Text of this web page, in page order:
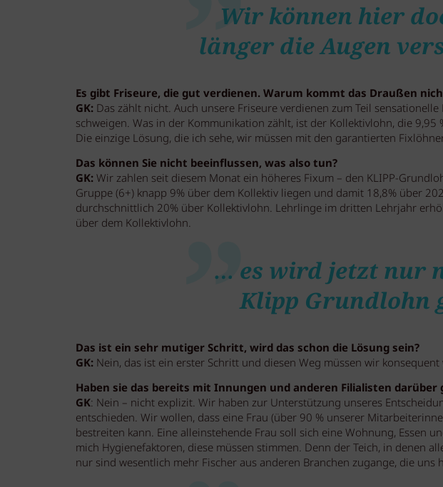
Wir können hier
länger die Augen
Es gibt Friseure, die gut verdienen. Warum kommt das Draußen
GK: Das zählt nicht. Auch unsere Friseure verdienen zum Teil
schweigen. Was in der Kommunikation zählt, ist der Kollektivlohn, die
Die einzige Lösung, die ich sehe, wir müssen mit den garantierten
Das können Sie nicht beeinflussen, was also tun?
GK: Wir zahlen seit diesem Monat ein höheres Fixum – den KLIPP-
Gruppe (6+) knapp 9% über dem Kollektiv liegen und damit 18,8% über
durchschnittlich 20% über Kollektivlohn. Lehrlinge im dritten Lehrjahr
über dem Kollektivlohn.
… es wird jetzt nur
Klipp Grundlohn
Das ist ein sehr mutiger Schritt, wird das schon die Lösung sein?
GK: Nein, das ist ein erster Schritt und diesen Weg müssen wir
Haben sie das bereits mit Innungen und anderen Filialisten darüber
GK: Nein – nicht explizit. Wir haben zur Unterstützung unseres
entschieden. Wir wollen, dass eine Frau (über 90 % unserer
bestreiten kann. Eine alleinstehende Frau soll sich eine Wohnung, Essen
mich Hygienefaktoren, diese müssen stimmen. Denn der Teich, in denen
nur sind wesentlich mehr Fischer aus anderen Branchen zugange, die uns